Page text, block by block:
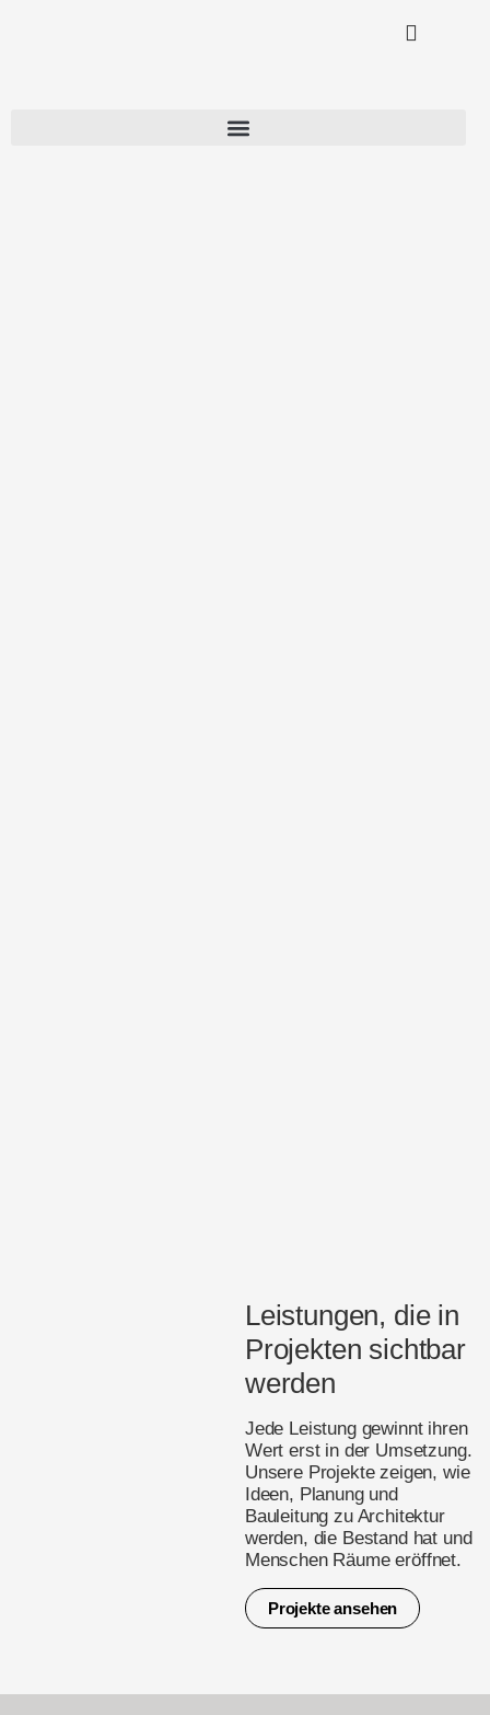
Leistungen, die in
Projekten sichtbar
werden
Jede Leistung gewinnt ihren
Wert erst in der Umsetzung.
Unsere Projekte zeigen, wie
Ideen, Planung und
Bauleitung zu Architektur
werden, die Bestand hat und
Menschen Räume eröffnet.
Projekte ansehen